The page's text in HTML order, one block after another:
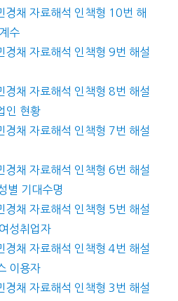
경채 자료해석 인책형 10번 해
수
경채 자료해석 인책형 9번 해설
경채 자료해석 인책형 8번 해설
인 현황
경채 자료해석 인책형 7번 해설
경채 자료해석 인책형 6번 해설
별 기대수명
경채 자료해석 인책형 5번 해설
성취업자
경채 자료해석 인책형 4번 해설
이용자
경채 자료해석 인책형 3번 해설